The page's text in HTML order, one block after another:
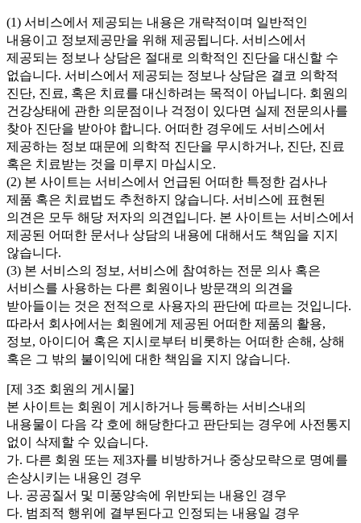
(1) 서비스에서 제공되는 내용은 개략적이며 일반적인
내용이고 정보제공만을 위해 제공됩니다. 서비스에서
제공되는 정보나 상담은 절대로 의학적인 진단을 대신할 수
없습니다. 서비스에서 제공되는 정보나 상담은 결코 의학적
진단, 진료, 혹은 치료를 대신하려는 목적이 아닙니다. 회원의
건강상태에 관한 의문점이나 걱정이 있다면 실제 전문의사를
찾아 진단을 받아야 합니다. 어떠한 경우에도 서비스에서
제공하는 정보 때문에 의학적 진단을 무시하거나, 진단, 진료
혹은 치료받는 것을 미루지 마십시오.
(2) 본 사이트는 서비스에서 언급된 어떠한 특정한 검사나
제품 혹은 치료법도 추천하지 않습니다. 서비스에 표현된
의견은 모두 해당 저자의 의견입니다. 본 사이트는 서비스에서
제공된 어떠한 문서나 상담의 내용에 대해서도 책임을 지지
않습니다.
(3) 본 서비스의 정보, 서비스에 참여하는 전문 의사 혹은
서비스를 사용하는 다른 회원이나 방문객의 의견을
받아들이는 것은 전적으로 사용자의 판단에 따르는 것입니다.
따라서 회사에서는 회원에게 제공된 어떠한 제품의 활용,
정보, 아이디어 혹은 지시로부터 비롯하는 어떠한 손해, 상해
혹은 그 밖의 불이익에 대한 책임을 지지 않습니다.
[제 3조 회원의 게시물]
본 사이트는 회원이 게시하거나 등록하는 서비스내의
내용물이 다음 각 호에 해당한다고 판단되는 경우에 사전통지
없이 삭제할 수 있습니다.
가. 다른 회원 또는 제3자를 비방하거나 중상모략으로 명예를
손상시키는 내용인 경우
나. 공공질서 및 미풍양속에 위반되는 내용인 경우
다. 범죄적 행위에 결부된다고 인정되는 내용일 경우